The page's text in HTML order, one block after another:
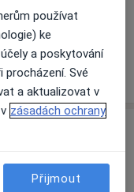
k dispozici
informace o
používat
ke
a poskytování
procházení. Své
a aktualizovat v
zásadách ochrany
Přijmout